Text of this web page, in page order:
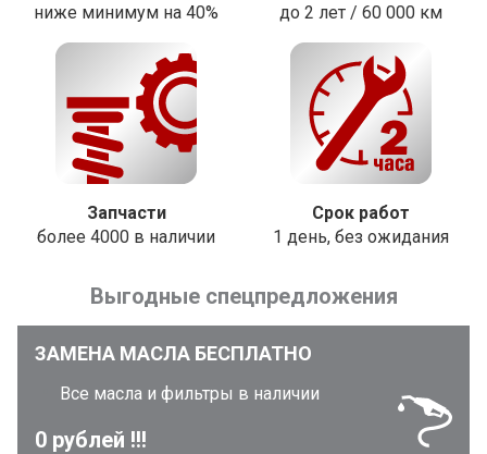
ниже минимум на 40%
до 2 лет / 60 000 км
Запчасти
более 4000 в наличии
Срок работ
1 день, без ожидания
Выгодные спецпредложения
ЗАМЕНА МАСЛА БЕСПЛАТНО
Все масла и фильтры в наличии
0 рублей !!!